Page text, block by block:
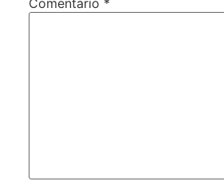
Comentario *